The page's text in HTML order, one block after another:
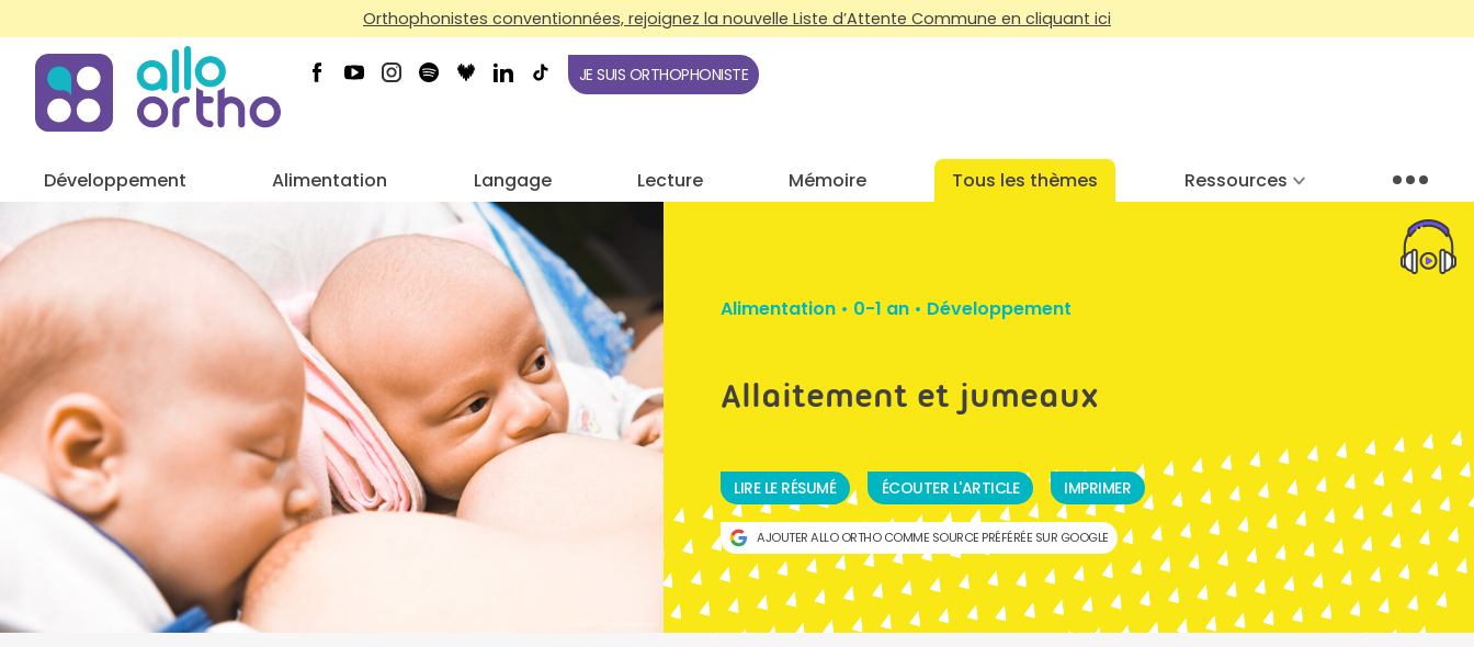
Orthophonistes conventionnées, rejoignez la nouvelle Liste d’Attente Commune en cliquant ici
JE SUIS ORTHOPHONISTE
Développement Alimentation Langage Lecture Mémoire Tous les thèmes Ressources Menu
Alimentation• 0-1 an• Développement
Allaitement et jumeaux
LIRE LE RÉSUMÉ ÉCOUTER L'ARTICLE IMPRIMER
AJOUTER ALLO ORTHO COMME SOURCE PRÉFÉRÉE SUR GOOGLE